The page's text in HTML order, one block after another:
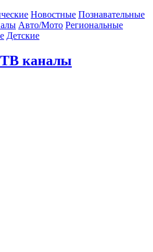
Новостные Познавательные
Авто/Мото Региональные
Детские
каналы